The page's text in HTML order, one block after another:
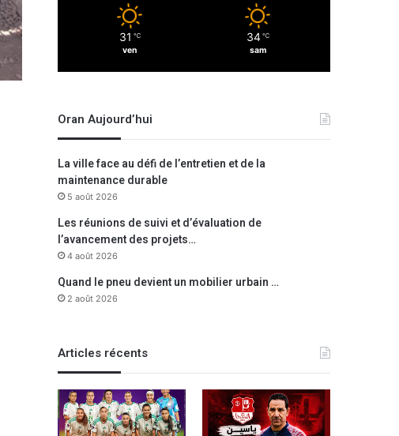
31 ℃
ven
34 ℃
sam
Oran Aujourd’hui
La ville face au défi de l’entretien et de la
maintenance durable
5 août 2026
Les réunions de suivi et d’évaluation de
l’avancement des projets…
4 août 2026
Quand le pneu devient un mobilier urbain …
2 août 2026
Articles récents